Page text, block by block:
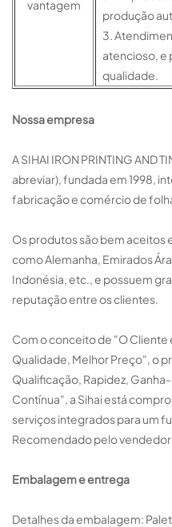
vantagem
produção
3.
atencioso, e
qualidade.
Nossa empresa
A SIHAI IRON PRINTING AND
abreviar), fundada em 1998,
fabricação e comércio de
Os produtos são bem aceitos
como Alemanha, Emirados
Indonésia, etc., e possuem
reputação entre os clientes.
Com o conceito de "O Cliente
Qualidade, Melhor Preço", o
Qualificação, Rapidez,
Contínua", a Sihai está
serviços integrados para um
Recomendado pelo vendedor
Embalagem e entrega
Detalhes da embalagem: